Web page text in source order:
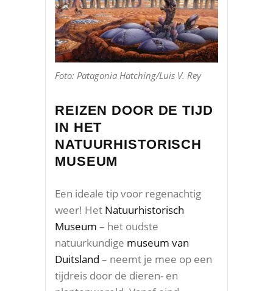
Foto: Patagonia Hatching/Luis V. Rey
REIZEN DOOR DE TIJD
IN HET
NATUURHISTORISCH
MUSEUM
Een ideale tip voor regenachtig
weer! Het Natuurhistorisch
Museum – het oudste
natuurkundige museum van
Duitsland – neemt je mee op een
tijdreis door de dieren- en